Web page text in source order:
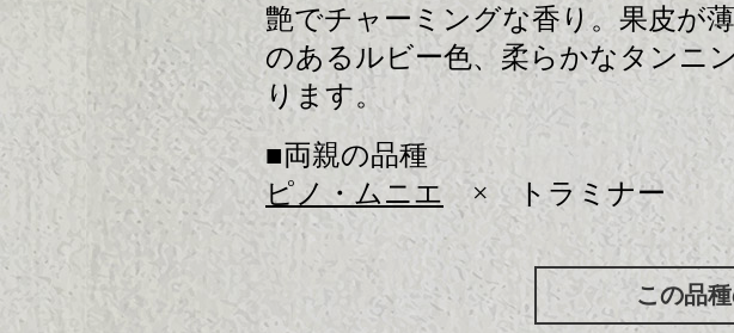
艶でチャーミングな香り。果皮が
のあるルビー色、柔らかなタンニ
ります。
■両親の品種
ピノ・ムニエ × トラミナー
この品